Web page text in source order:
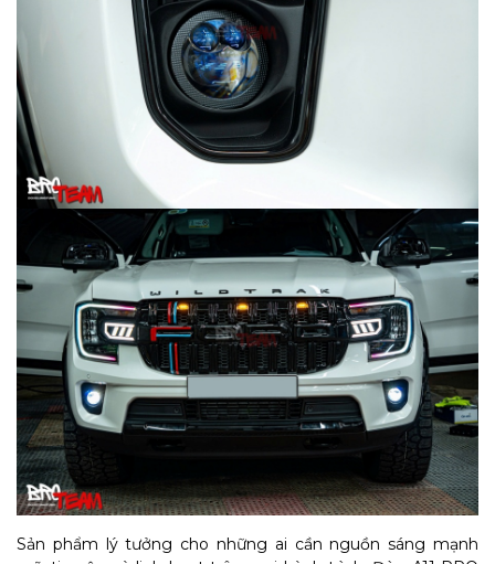
Sản phẩm lý tưởng cho những ai cần nguồn sáng mạnh